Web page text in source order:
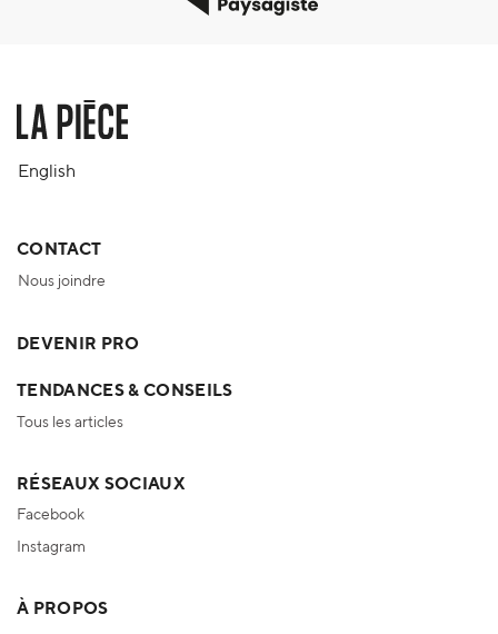
English
CONTACT
Nous joindre
DEVENIR PRO
TENDANCES & CONSEILS
Tous les articles
RÉSEAUX SOCIAUX
Facebook
Instagram
À PROPOS